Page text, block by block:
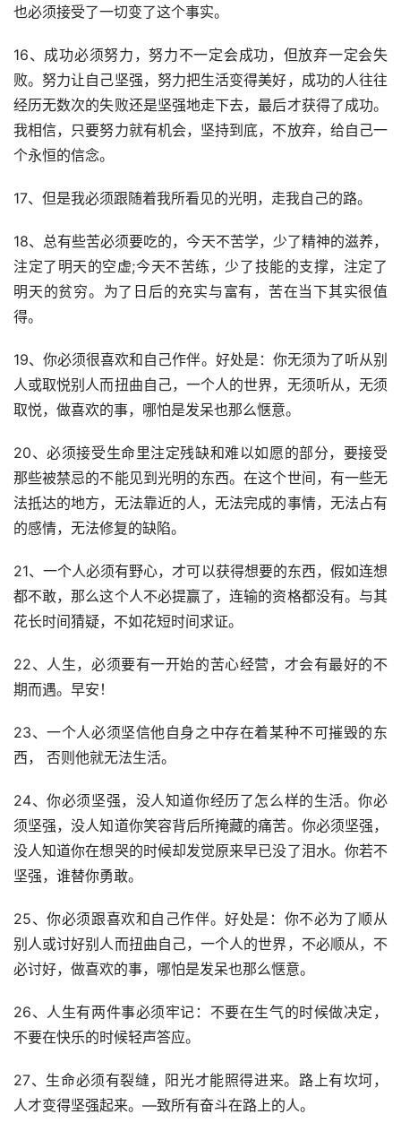
也必须接受了一切变了这个事实。
16、成功必须努力，努力不一定会成功，但放弃一定会失
败。努力让自己坚强，努力把生活变得美好，成功的人往往
经历无数次的失败还是坚强地走下去，最后才获得了成功。
我相信，只要努力就有机会，坚持到底，不放弃，给自己一
个永恒的信念。
17、但是我必须跟随着我所看见的光明，走我自己的路。
18、总有些苦必须要吃的，今天不苦学，少了精神的滋养，
注定了明天的空虚;今天不苦练，少了技能的支撑，注定了
明天的贫穷。为了日后的充实与富有，苦在当下其实很值
得。
19、你必须很喜欢和自己作伴。好处是：你无须为了听从别
人或取悦别人而扭曲自己，一个人的世界，无须听从，无须
取悦，做喜欢的事，哪怕是发呆也那么惬意。
20、必须接受生命里注定残缺和难以如愿的部分，要接受
那些被禁忌的不能见到光明的东西。在这个世间，有一些无
法抵达的地方，无法靠近的人，无法完成的事情，无法占有
的感情，无法修复的缺陷。
21、一个人必须有野心，才可以获得想要的东西，假如连想
都不敢，那么这个人不必提赢了，连输的资格都没有。与其
花长时间猜疑，不如花短时间求证。
22、人生，必须要有一开始的苦心经营，才会有最好的不
期而遇。早安！
23、一个人必须坚信他自身之中存在着某种不可摧毁的东
西， 否则他就无法生活。
24、你必须坚强，没人知道你经历了怎么样的生活。你必
须坚强，没人知道你笑容背后所掩藏的痛苦。你必须坚强，
没人知道你在想哭的时候却发觉原来早已没了泪水。你若不
坚强，谁替你勇敢。
25、你必须跟喜欢和自己作伴。好处是：你不必为了顺从
别人或讨好别人而扭曲自己，一个人的世界，不必顺从，不
必讨好，做喜欢的事，哪怕是发呆也那么惬意。
26、人生有两件事必须牢记：不要在生气的时候做决定，
不要在快乐的时候轻声答应。
27、生命必须有裂缝，阳光才能照得进来。路上有坎坷，
人才变得坚强起来。—致所有奋斗在路上的人。